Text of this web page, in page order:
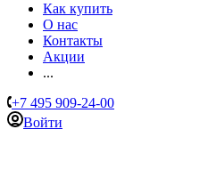
Как купить
О нас
Контакты
Акции
...
+7 495 909-24-00
Войти